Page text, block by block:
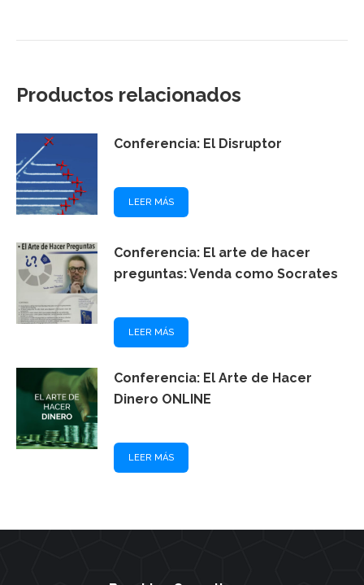
Productos relacionados
Conferencia: El Disruptor
LEER MÁS
Conferencia: El arte de hacer
preguntas: Venda como Socrates
LEER MÁS
Conferencia: El Arte de Hacer
Dinero ONLINE
LEER MÁS